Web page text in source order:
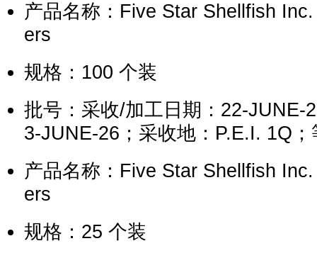
产品名称：Five Star Shellfish
ers
规格：100 个装
批号：采收/加工日期：22-JUNE-
3-JUNE-26；采收地：P.E.I. 1Q
产品名称：Five Star Shellfish
ers
规格：25 个装